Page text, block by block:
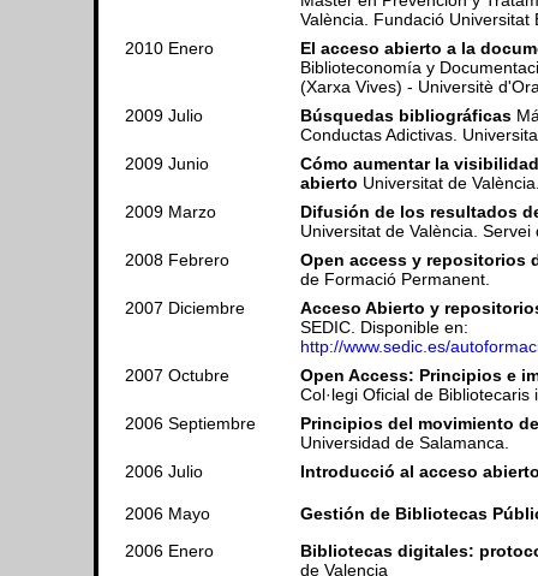
València. Fundació Universitat
2010 Enero
El acceso abierto a la
Biblioteconomía y
(Xarxa Vives) - Universitè
2009 Julio
Búsquedas bibliográficas
Conductas Adictivas.
2009 Junio
Cómo aumentar la
abierto Universitat de
2009 Marzo
Difusión de los resultados
Universitat de València.
2008 Febrero
Open access y repositorios
de Formació Permanent.
2007 Diciembre
Acceso Abierto y
SEDIC. Disponible en:
http://www.sedic.es/
2007 Octubre
Open Access: Principios e
Col·legi Oficial de
2006 Septiembre
Principios del movimiento
Universidad de Salamanca.
2006 Julio
Introducció al acceso
2006 Mayo
Gestión de Bibliotecas
2006 Enero
Bibliotecas digitales:
de Valencia